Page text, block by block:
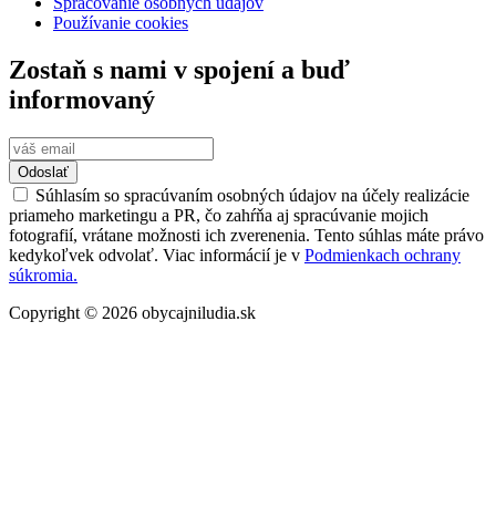
Používanie cookies
Zostaň s nami v spojení a buď
informovaný
Odoslať
Súhlasím so spracúvaním osobných údajov na účely realizácie
priameho marketingu a PR, čo zahŕňa aj spracúvanie mojich
fotografií, vrátane možnosti ich zverenenia. Tento súhlas máte právo
kedykoľvek odvolať. Viac informácií je v Podmienkach ochrany
súkromia.
Copyright © 2026 obycajniludia.sk